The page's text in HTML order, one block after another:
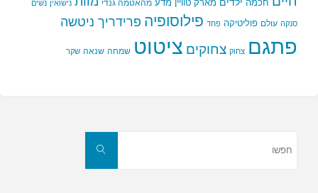
חכמה ילדים מארק טוויין מדע מהאטמה גנדי נישואין נשים
סנקה עולם פוליטיקה פחד פילוסופיה פרידריך ניטשה
פתגם צחוק צחוקים ציטוט שמחה שנאה שקר
חפשו